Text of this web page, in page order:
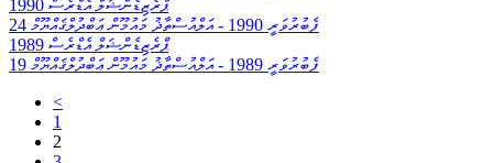
ޕްރެޒިޑެންޝަލް އެޑްރެސް 1990
24 ފެބުރުވަރީ 1990
-އަލްއުސްތާޛު މައުމޫން ޢަބްދުލްޤައްޔޫމް
ޕްރެޒިޑެންޝަލް އެޑްރެސް 1989
19 ފެބުރުވަރީ 1989
-އަލްއުސްތާޛު މައުމޫން ޢަބްދުލްޤައްޔޫމް
<
1
2